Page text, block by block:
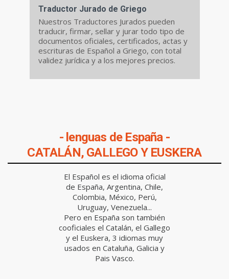
Traductor Jurado de Griego
Nuestros Traductores Jurados pueden
traducir, firmar, sellar y jurar todo tipo de
documentos oficiales, certificados, actas y
escrituras de Español a Griego, con total
validez jurídica y a los mejores precios.
- lenguas de España -
CATALÁN, GALLEGO Y EUSKERA
El Español es el idioma oficial
de España, Argentina, Chile,
Colombia, México, Perú,
Uruguay, Venezuela...
Pero en España son también
cooficiales el Catalán, el Gallego
y el Euskera, 3 idiomas muy
usados en Cataluña, Galicia y
Pais Vasco.